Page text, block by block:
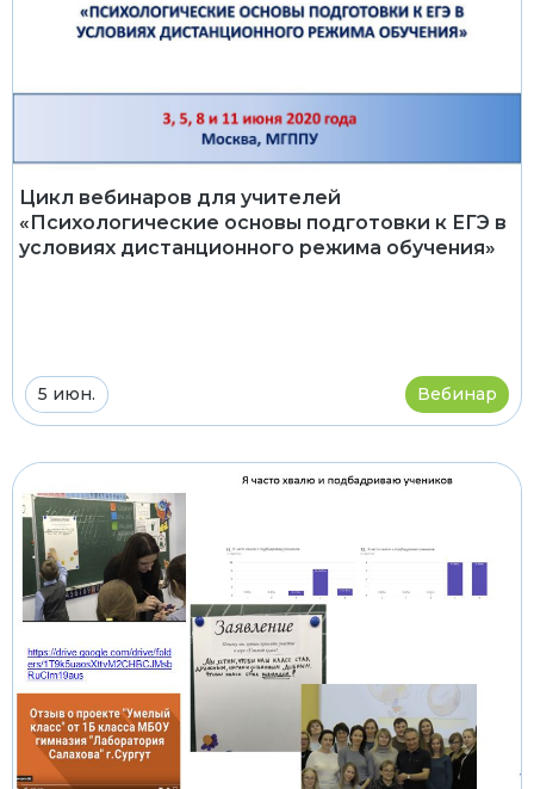
Цикл вебинаров для учителей
«Психологические основы подготовки к ЕГЭ в
условиях дистанционного режима обучения»
5 июн. Вебинар